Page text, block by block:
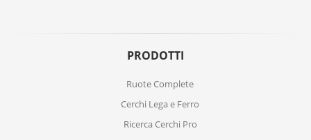
PRODOTTI
Ruote Complete
Cerchi Lega e Ferro
Ricerca Cerchi Pro